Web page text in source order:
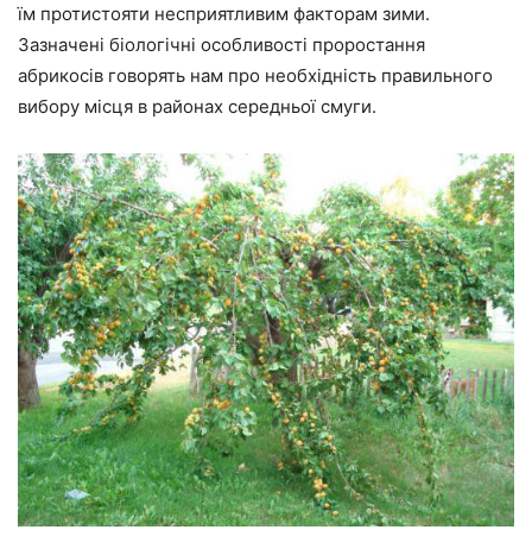
їм протистояти несприятливим факторам зими.
Зазначені біологічні особливості проростання
абрикосів говорять нам про необхідність правильного
вибору місця в районах середньої смуги.